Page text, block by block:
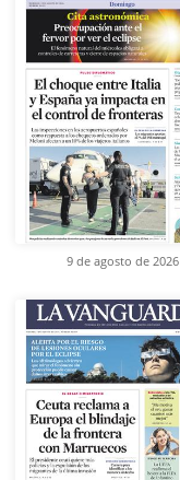
9 de agosto de 2026